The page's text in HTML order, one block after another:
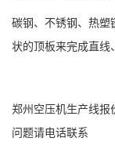
碳钢、不锈钢、热塑
状的顶板来完成直线
郑州空压机生产线报
问题请电话联系